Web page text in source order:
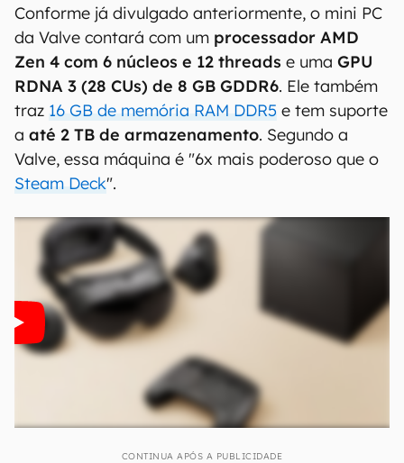
Conforme já divulgado anteriormente, o mini PC
da Valve contará com um processador AMD
Zen 4 com 6 núcleos e 12 threads e uma GPU
RDNA 3 (28 CUs) de 8 GB GDDR6. Ele também
traz 16 GB de memória RAM DDR5 e tem suporte
a até 2 TB de armazenamento. Segundo a
Valve, essa máquina é "6x mais poderoso que o
Steam Deck".
CONTINUA APÓS A PUBLICIDADE